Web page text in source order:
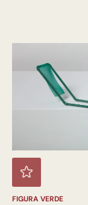
FIGURA VERDE